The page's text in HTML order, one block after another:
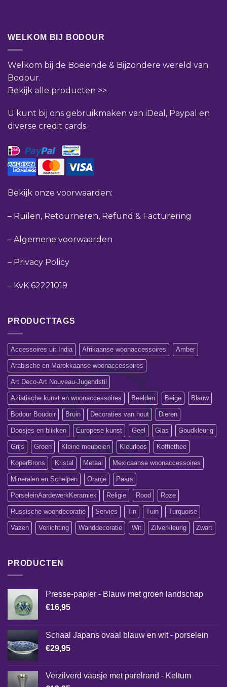
WELKOM BIJ BODOUR
Welkom bij de Boeiende & Bijzondere wereld van
Bodour.
Bekijk alle producten >>
U kunt bij ons gebruikmaken van iDeal, Paypal en
diverse credit cards.
Bekijk onze voorwaarden:
– Ruilen, Retourneren, Refund & Facturering
– Algemene voorwaarden
– Privacy Policy
– KvK 62221019
PRODUCTTAGS
Accessoires uit India Afrikaanse woonaccessoires Amber
Arabische en Marokkaanse woonaccessoires
Art Deco-Art Nouveau-Jugendstil
Aziatische kunst en woonaccessoires Beelden Beige Blauw
Bodour Boudoir Bruin Decoraties van hout Dieren
Doosjes en blikken Europese kunst Geel Glas Goudkleurig
Grijs Groen Kleine meubelen Kleurloos Koffiethee
KoperBrons Kristal Metaal Mexicaanse woonaccessoires
Mineralen en Schelpen Oranje Paars
PorseleinAardewerkKeramiek Religie Rood Roze
Russische woondecoratie Servies Tin Tuin Turquoise
Vazen Verlichting Wanddecoratie Wit Zilverkleurig Zwart
PRODUCTEN
Presse-papier - Blauw met groen landschap
€16,95
Schaal Japans ovaal blauw en wit - porselein
€29,95
Verzilverd vaasje met parelrand - Keltum